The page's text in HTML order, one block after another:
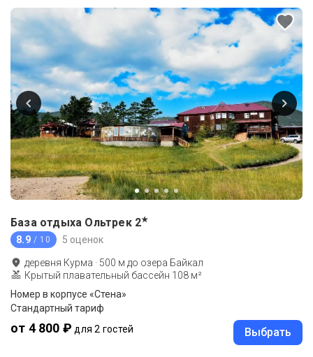
База отдыха Ольтрек 2★
8.9 / 10 5 оценок
деревня Курма · 500 м до озера Байкал
Крытый плавательный бассейн 108 м²
Номер в корпусе «Стена»
Стандартный тариф
от 4 800 ₽ для 2 гостей Выбрать